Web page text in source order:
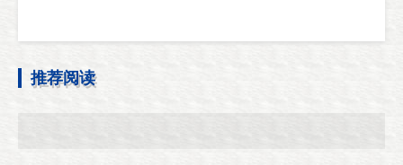
推荐阅读